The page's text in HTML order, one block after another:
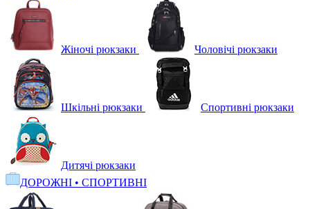
Жіночі рюкзаки Чоловічі рюкзаки
Шкільні рюкзаки Спортивні рюкзаки
Дитячі рюкзаки
ДОРОЖНІ • СПОРТИВНІ